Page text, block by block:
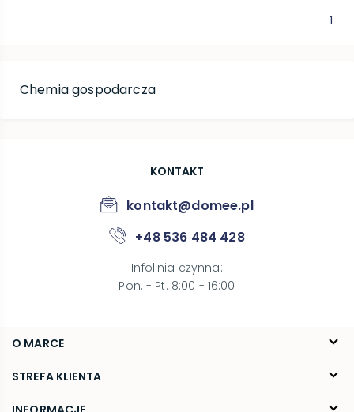
1
Chemia gospodarcza
O MARCE
O nas
Blog
STREFA KLIENTA
FAQ
KONTAKT
kontakt@domee.pl
+48 536 484 428
Infolinia czynna:
Pon. - Pt. 8:00 - 16:00